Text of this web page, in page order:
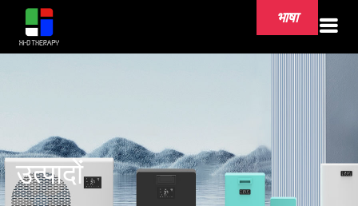
भाषा
उत्पादों